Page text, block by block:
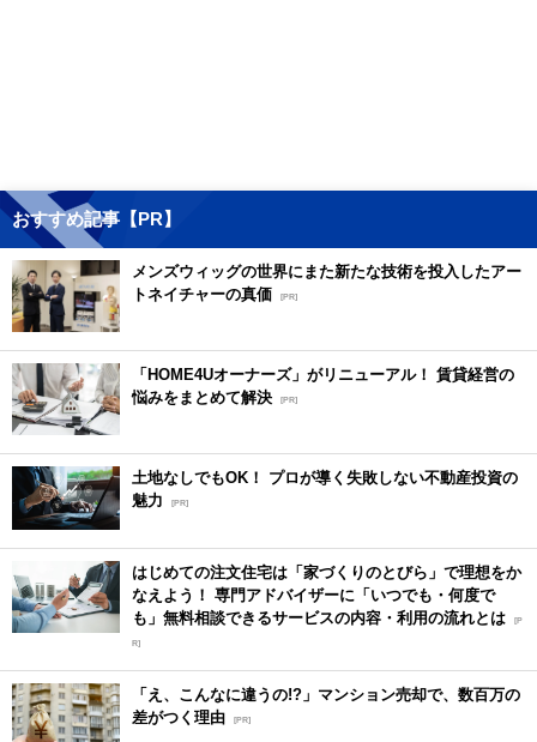
おすすめ記事【PR】
メンズウィッグの世界にまた新たな技術を投入したアー
トネイチャーの真価
[PR]
「HOME4Uオーナーズ」がリニューアル！ 賃貸経営の
悩みをまとめて解決 [PR]
土地なしでもOK！ プロが導く失敗しない不動産投資の
魅力
[PR]
はじめての注文住宅は「家づくりのとびら」で理想をか
なえよう！ 専門アドバイザーに「いつでも・何度で
も」無料相談できるサービスの内容・利用の流れとは [P
R]
「え、こんなに違うの!?」マンション売却で、数百万の
差がつく理由 [PR]